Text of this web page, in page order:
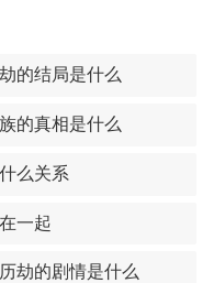
的结局是什么
的真相是什么
么关系
一起
劫的剧情是什么